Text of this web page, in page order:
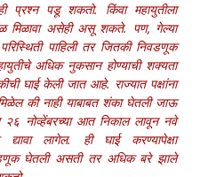
प्रश्न पडू शकतो. किंवा महायुतीला
मिळावा असेही असू शकते. पण, गेल्या
परिस्थिती पाहिली तर जितकी निवडणूक
अधिक नुकसान होण्याची शक्यता
घाई केली जात आहे. राज्यात पक्षांना
की नाही याबाबत शंका घेतली जाऊ
नोव्हेंबरच्या आत निकाल लावून नवे
लागेल. ही घाई करण्यापेक्षा
घेतली असती तर अधिक बरे झाले